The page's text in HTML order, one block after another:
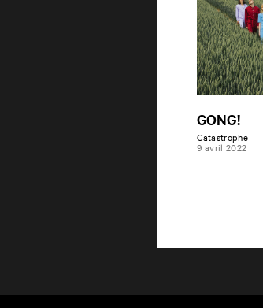
GONG!
Catastrophe
9 avril 2022